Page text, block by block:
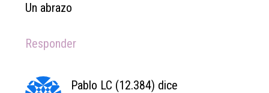
Un abrazo
Responder
Pablo LC (12.384) dice